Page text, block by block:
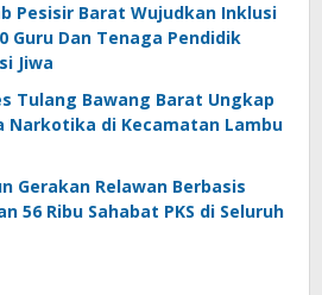
Pesisir Barat Wujudkan Inklusi
Guru Dan Tenaga Pendidik
Jiwa
Tulang Bawang Barat Ungkap
Narkotika di Kecamatan Lambu
Gerakan Relawan Berbasis
56 Ribu Sahabat PKS di Seluruh